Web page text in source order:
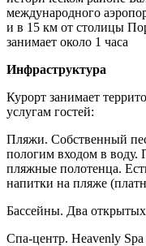
международного
и в 15 км от столицы
занимает около 1 часа
Инфраструктура
Курорт занимает
услугам гостей:
Пляжи. Собственный
пологим входом в воду.
пляжные полотенца.
напитки на пляже
Бассейны. Два
Спа-центр. Heavenly